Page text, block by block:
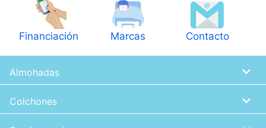
Financiación Marcas Contacto
Almohadas
Colchones